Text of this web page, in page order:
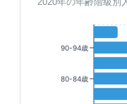
90-94歳
80-84歳